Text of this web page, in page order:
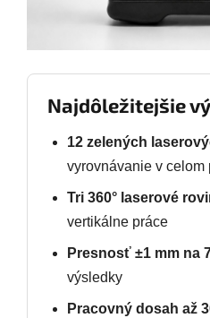
Najdôležitejšie
12 zelených
vyrovnávanie v celom
Tri 360° laserové
vertikálne práce
Presnosť ±1 mm na
výsledky
Pracovný dosah až